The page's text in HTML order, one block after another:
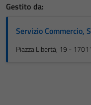
Gestito da:
Servizio Commercio,
Piazza Libertà, 19 -